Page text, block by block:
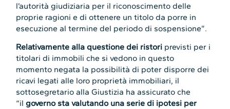
l’autorità giudiziaria per il riconoscimento delle
proprie ragioni e di ottenere un titolo da porre in
esecuzione al termine del periodo di sospensione”.
Relativamente alla questione dei ristori previsti per i
titolari di immobili che si vedono in questo
momento negata la possibilità di poter disporre dei
ricavi legati alle loro proprietà immobiliari, il
sottosegretario alla Giustizia ha assicurato che
“il governo sta valutando una serie di ipotesi per